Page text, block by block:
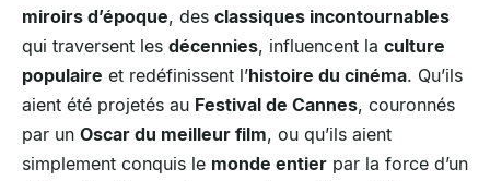
miroirs d’époque, des classiques incontournables
qui traversent les décennies, influencent la culture
populaire et redéfinissent l’histoire du cinéma. Qu’ils
aient été projetés au Festival de Cannes, couronnés
par un Oscar du meilleur film, ou qu’ils aient
simplement conquis le monde entier par la force d’un